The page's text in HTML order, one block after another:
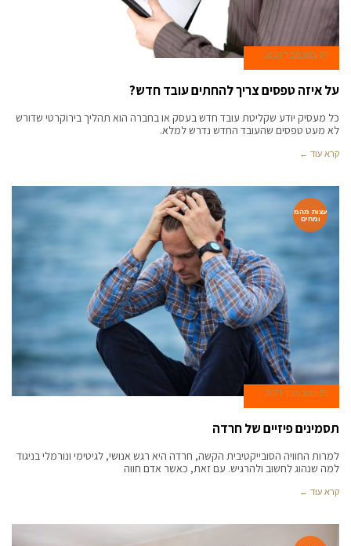
17 בנובמבר 2021
על איזה טפסים צריך להחתים עובד חדש?
כל מעסיק יודע שקליטת עובד חדש בעסק או בחברה הוא תהליך בירוקרטי שדורש
לא מעט טפסים שהעובד החדש נדרש למלא.
קרא עוד ←
עצות מהמ
ומחים
15 בנובמבר 2021
תסמינים פיזיים של חרדה
למרות החוויה הסובייקטיבית הקשה, חרדה היא רגש אנושי, לגיטימי ונורמלי בניגוד
למה שנהוג לחשוב ולהרגיש. עם זאת, כאשר אדם חווה
קרא עוד ←